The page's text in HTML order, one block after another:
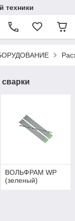
техники
ВОЛЬФРАМ WP
(зеленый)